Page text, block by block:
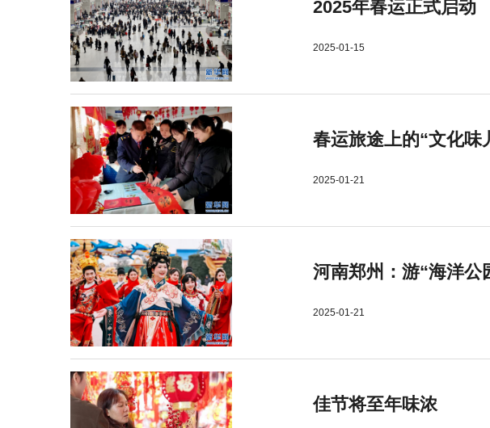
2025年春运正式启动
2025-01-15
春运旅途上的“文化味
2025-01-21
河南郑州：游“海洋公
2025-01-21
佳节将至年味浓